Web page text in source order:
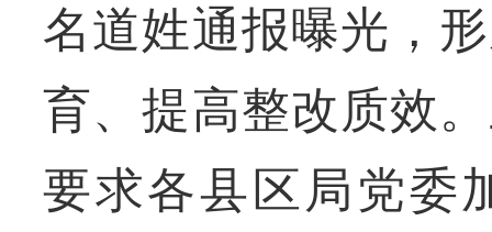
名道姓通报曝光，
育、提高整改质效
要求各县区局党委